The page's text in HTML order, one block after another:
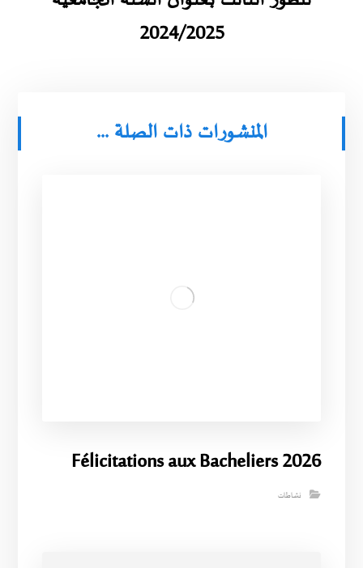
2024/2025
المنشورات ذات الصلة ...
Félicitations aux Bacheliers 2026
نشاطات